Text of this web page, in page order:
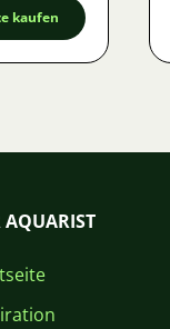
kaufen
AQUARIST